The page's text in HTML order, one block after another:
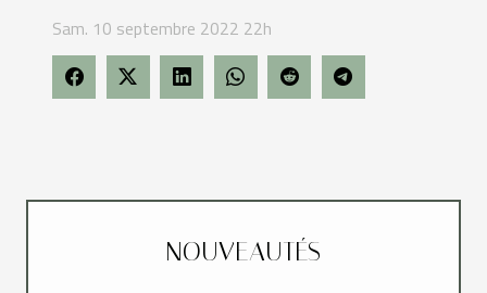
Sam. 10 septembre 2022 22h
NOUVEAUTÉS